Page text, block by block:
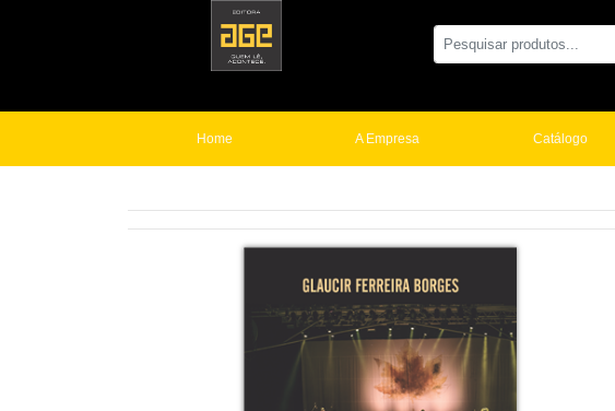
Home A Empresa Catálogo